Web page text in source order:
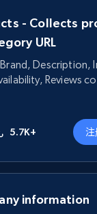
- Collects
URL
Description,
Reviews
5.7K+ 注
information